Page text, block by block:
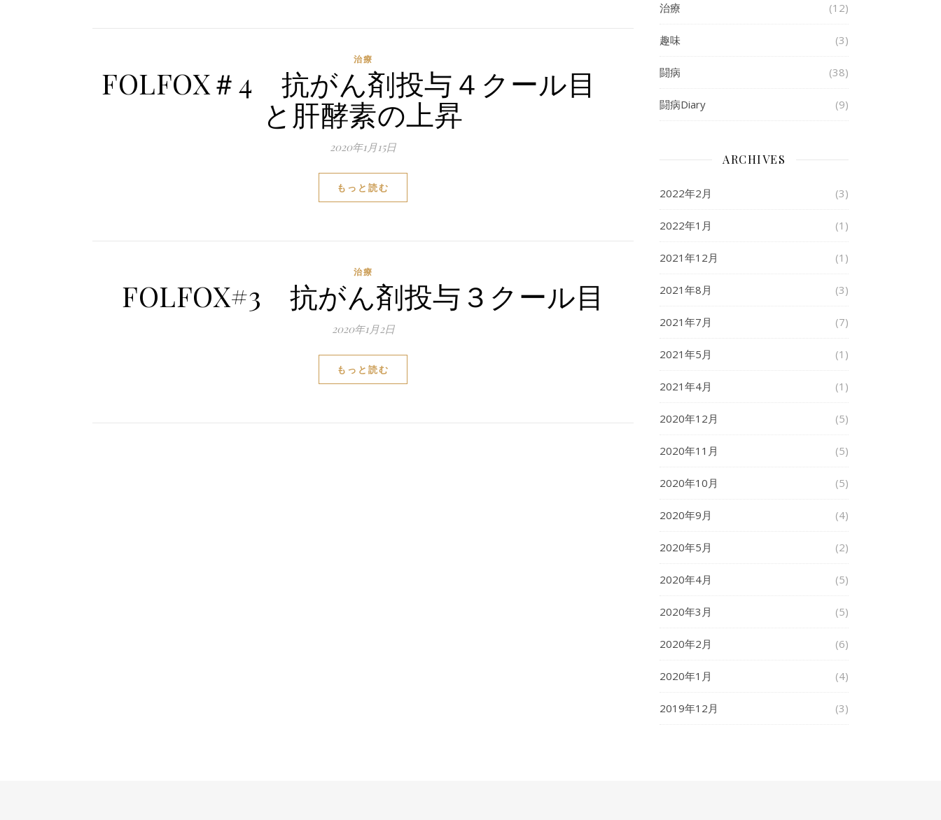
治療
FOLFOX＃4 抗がん剤投与４クール目
と肝酵素の上昇
2020年1月15日
もっと読む
治療
FOLFOX#3 抗がん剤投与３クール目
2020年1月2日
もっと読む
治療 (12)
趣味 (3)
闘病 (38)
闘病Diary (9)
ARCHIVES
2022年2月 (3)
2022年1月 (1)
2021年12月 (1)
2021年8月 (3)
2021年7月 (7)
2021年5月 (1)
2021年4月 (1)
2020年12月 (5)
2020年11月 (5)
2020年10月 (5)
2020年9月 (4)
2020年5月 (2)
2020年4月 (5)
2020年3月 (5)
2020年2月 (6)
2020年1月 (4)
2019年12月 (3)